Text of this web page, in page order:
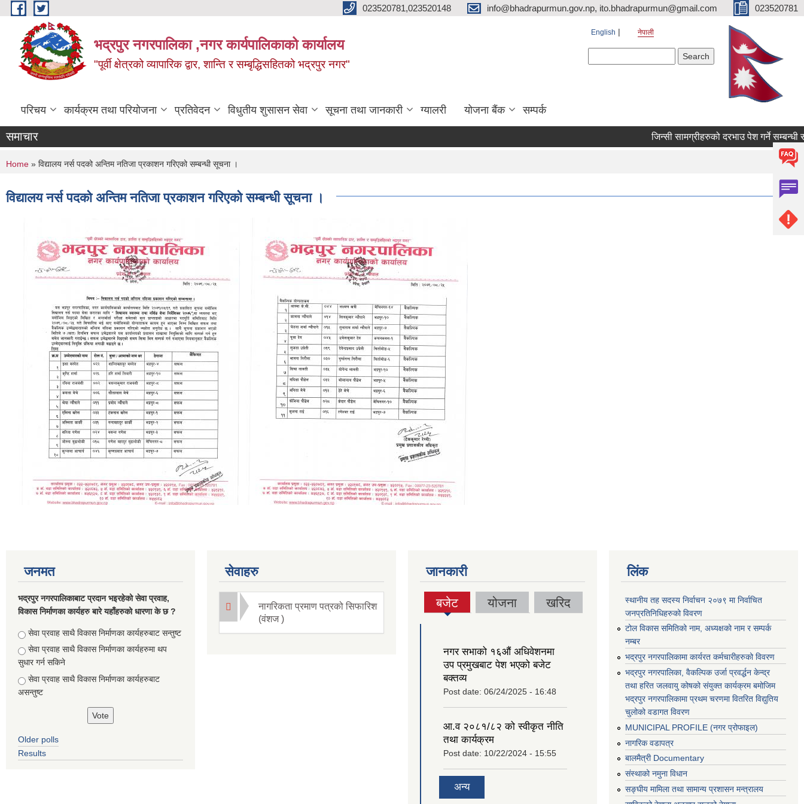
Skip to main content 023520781,023520148 info@bhadrapurmun.gov.np, ito.bhadrapurmun@gmail.com 023520781
भद्रपुर नगरपालिका ,नगर कार्यपालिकाको कार्यालय
"पूर्वी क्षेत्रको व्यापारिक द्वार, शान्ति र सम्बृद्धिसहितको भद्रपुर नगर"
English नेपाली
परिचय कार्यक्रम तथा परियोजना प्रतिवेदन विधुतीय शुसासन सेवा सूचना तथा जानकारी ग्यालरी योजना बैंक सम्पर्क
समाचार जिन्सी सामग्रीहरुको दरभाउ पेश गर्ने सम्बन्धी सूचना
You are here
Home » विद्यालय नर्स पदको अन्तिम नतिजा प्रकाशन गरिएको सम्बन्धी सूचना ।
विद्यालय नर्स पदको अन्तिम नतिजा प्रकाशन गरिएको सम्बन्धी सूचना ।
जनमत
भद्रपुर नगरपालिकाबाट प्रदान भइरहेको सेवा प्रवाह,
विकास निर्माणका कार्यहरु बारे यहाँहरुको धारणा के छ ?
Choices
सेवा प्रवाह साथै विकास निर्माणका कार्यहरुबाट सन्तुष्ट
सेवा प्रवाह साथै विकास निर्माणका कार्यहरुमा थप
सुधार गर्न सकिने
सेवा प्रवाह साथै विकास निर्माणका कार्यहरुबाट
असन्तुष्ट
Older polls
Results
सेवाहरु
नागरिकता प्रमाण पत्रको सिफारिश
(वंशज )
जानकारी
बजेट
(active
योजना खरिद
नगर सभाको १६‍औं अधिवेशनमा
उप प्रमुखबाट पेश भएको बजेट
बक्तव्य
Post date: 06/24/2025 - 16:48
आ.व २०८१/८२ को स्वीकृत नीति
तथा कार्यक्रम
Post date: 10/22/2024 - 15:55
अन्य
लिंक
स्थानीय तह सदस्य निर्वाचन २०७९ मा निर्वाचित
जनप्रतिनिधिहरुको विवरण
टोल विकास समितिको नाम, अध्यक्षको नाम र सम्पर्क
नम्बर
भद्रपुर नगरपालिकामा कार्यरत कर्मचारीहरुको विवरण
भद्रपुर नगरपालिका, वैकल्पिक उर्जा प्रवर्द्धन केन्द्र
तथा हरित जलवायु कोषको संयुक्त कार्यक्रम बमोजिम
भद्रपुर नगरपालिकामा प्रथम चरणमा वितरित विद्युतिय
चुलोको वडागत विवरण
MUNICIPAL PROFILE (नगर प्रोफाइल)
नागरिक वडापत्र
बालमैत्री Documentary
संस्थाको नमुना विधान
सङ्घीय मामिला तथा सामान्य प्रशासन मन्त्रालय